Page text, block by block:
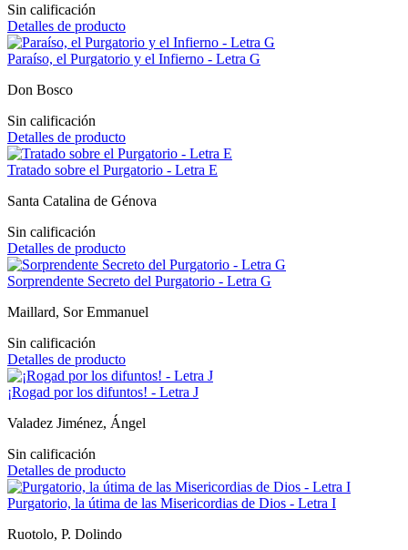
Sin calificación
Detalles de producto
Paraíso, el Purgatorio y el Infierno - Letra G
Don Bosco
Sin calificación
Detalles de producto
Tratado sobre el Purgatorio - Letra E
Santa Catalina de Génova
Sin calificación
Detalles de producto
Sorprendente Secreto del Purgatorio - Letra G
Maillard, Sor Emmanuel
Sin calificación
Detalles de producto
¡Rogad por los difuntos! - Letra J
Valadez Jiménez, Ángel
Sin calificación
Detalles de producto
Purgatorio, la útima de las Misericordias de Dios - Letra I
Ruotolo, P. Dolindo